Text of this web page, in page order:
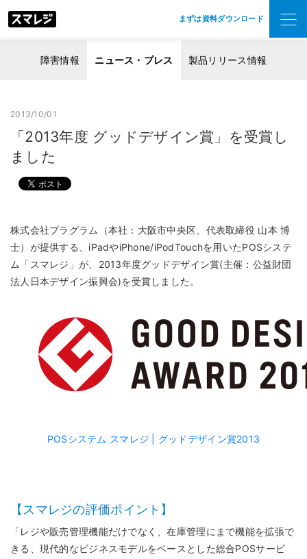
まずは資料ダウンロード
障害情報 ニュース・プレス 製品リリース情報
2013/10/01
「2013年度 グッドデザイン賞」を受賞し
ました
株式会社プラグラム（本社：大阪市中央区、代表取締役 山本 博
士）が提供する、iPadやiPhone/iPodTouchを用いたPOSシステ
ム「スマレジ」が、2013年度グッドデザイン賞(主催：公益財団
法人日本デザイン振興会)を受賞しました。
POSシステム スマレジ | グッドデザイン賞2013
【スマレジの評価ポイント】
「レジや販売管理機能だけでなく、在庫管理にまで機能を拡張で
きる、現代的なビジネスモデルをベースとした総合POSサービ